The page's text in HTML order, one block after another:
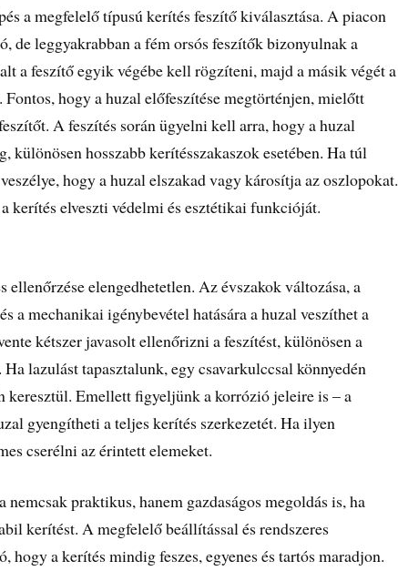
a megfelelő típusú kerítés feszítő kiválasztása. A piacon
de leggyakrabban a fém orsós feszítők bizonyulnak a
a feszítő egyik végébe kell rögzíteni, majd a másik végét a
hogy a huzal előfeszítése megtörténjen, mielőtt
A feszítés során ügyelni kell arra, hogy a huzal
különösen hosszabb kerítésszakaszok esetében. Ha túl
hogy a huzal elszakad vagy károsítja az oszlopokat.
kerítés elveszti védelmi és esztétikai funkcióját.
ellenőrzése elengedhetetlen. Az évszakok változása, a
a mechanikai igénybevétel hatására a huzal veszíthet a
kétszer javasolt ellenőrizni a feszítést, különösen a
lazulást tapasztalunk, egy csavarkulccsal könnyedén
keresztül. Emellett figyeljünk a korrózió jeleire is – a
gyengítheti a teljes kerítés szerkezetét. Ha ilyen
cserélni az érintett elemeket.
praktikus, hanem gazdaságos megoldás is, ha
kerítést. A megfelelő beállítással és rendszeres
hogy a kerítés mindig feszes, egyenes és tartós maradjon.